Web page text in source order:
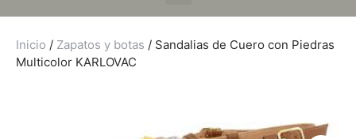
Inicio / Zapatos y botas / Sandalias de Cuero con Piedras
Multicolor KARLOVAC